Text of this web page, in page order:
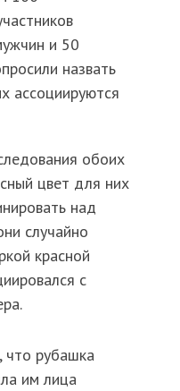
и 50
назвать
ассоциируются
обоих
цвет для них
над
случайно
красной
с
что рубашка
им лица